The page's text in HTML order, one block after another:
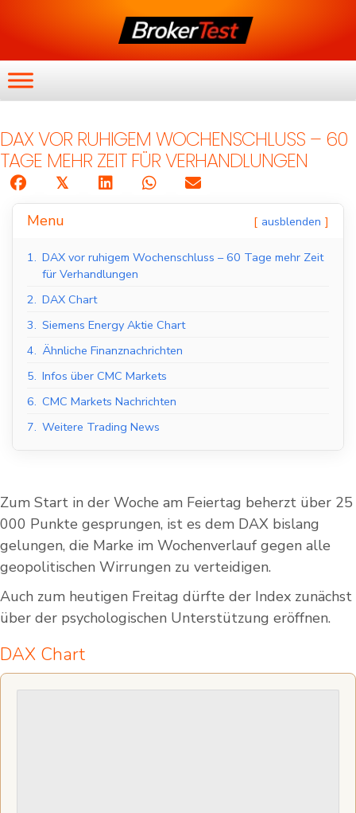
DAX VOR RUHIGEM WOCHENSCHLUSS – 60
TAGE MEHR ZEIT FÜR VERHANDLUNGEN
𝕏
Menu ausblenden
1. DAX vor ruhigem Wochenschluss – 60 Tage mehr Zeit
für Verhandlungen
2. DAX Chart
3. Siemens Energy Aktie Chart
4. Ähnliche Finanznachrichten
5. Infos über CMC Markets
6. CMC Markets Nachrichten
7. Weitere Trading News
Zum Start in der Woche am Feiertag beherzt über 25
000 Punkte gesprungen, ist es dem DAX bislang
gelungen, die Marke im Wochenverlauf gegen alle
geopolitischen Wirrungen zu verteidigen.
Auch zum heutigen Freitag dürfte der Index zunächst
über der psychologischen Unterstützung eröffnen.
DAX Chart